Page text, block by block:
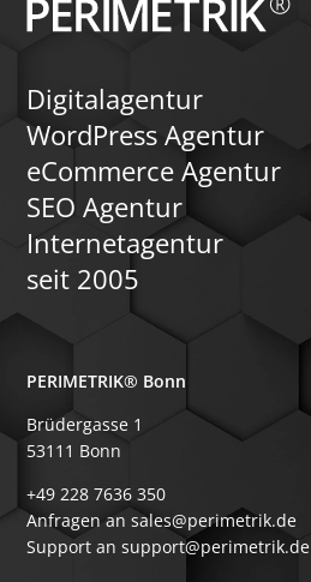
Digitalagentur
WordPress Agentur
eCommerce Agentur
SEO Agentur
Internetagentur
seit 2005
PERIMETRIK® Bonn
Brüdergasse 1
53111 Bonn
+49 228 7636 350
Anfragen an sales@perimetrik.de
Support an support@perimetrik.de